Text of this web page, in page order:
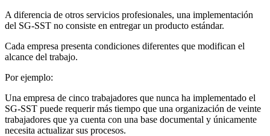
A diferencia de otros servicios profesionales, una implementación
del SG-SST no consiste en entregar un producto estándar.
Cada empresa presenta condiciones diferentes que modifican el
alcance del trabajo.
Por ejemplo:
Una empresa de cinco trabajadores que nunca ha implementado el
SG-SST puede requerir más tiempo que una organización de veinte
trabajadores que ya cuenta con una base documental y únicamente
necesita actualizar sus procesos.